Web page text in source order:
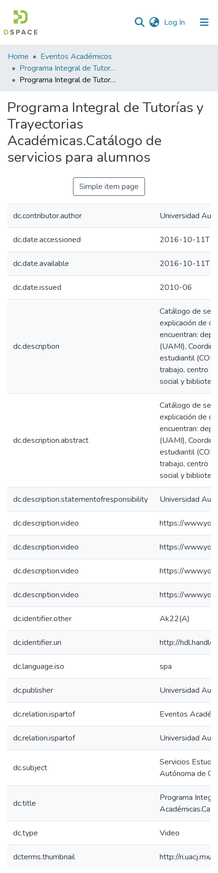
Log In (current)
Statistics
Home
Eventos Académicos
Programa Integral de Tutorías y Trayectorias Académicas
Programa Integral de Tutorías y Trayectorias Académicas.Catálogo de servicios para alumnos
Programa Integral de Tutorías y
Trayectorias
Académicas.Catálogo de
servicios para alumnos
Simple item page
dc.contributor.author Universidad
dc.date.accessioned 2016-10-
dc.date.available 2016-10-
dc.date.issued 2010-06
dc.description
Catálogo de
explicación de
encuentran:
(UAMI),
estudiantil
trabajo, centro
social y
dc.description.abstract
Catálogo de
explicación de
encuentran:
(UAMI),
estudiantil
trabajo, centro
social y
dc.description.statementofresponsibility Universidad
dc.description.video https://
dc.description.video https://
dc.description.video https://
dc.description.video https://
dc.identifier.other Ak22(A)
dc.identifier.uri http://
dc.language.iso spa
dc.publisher Universidad
dc.relation.ispartof Eventos
dc.relation.ispartof Universidad
dc.subject
Servicios
Autónoma de
dc.title
Programa
dc.type Video
dcterms.thumbnail http://ri.uacj.mx/